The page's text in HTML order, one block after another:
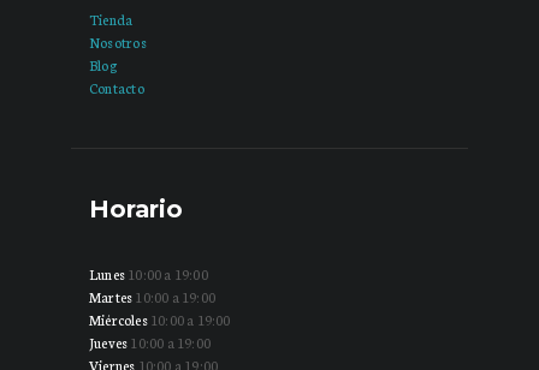
Tienda
Nosotros
Blog
Contacto
Horario
Lunes10:00 a 19:00
Martes10:00 a 19:00
Miércoles10:00 a 19:00
Jueves10:00 a 19:00
Viernes 10:00 a 19:00